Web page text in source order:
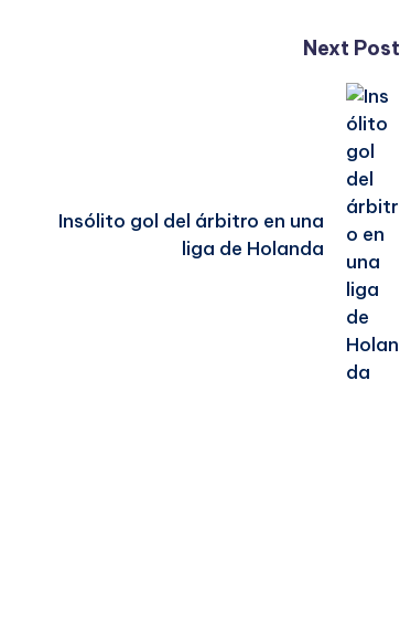
Next Post
Insólito gol del árbitro en una
liga de Holanda